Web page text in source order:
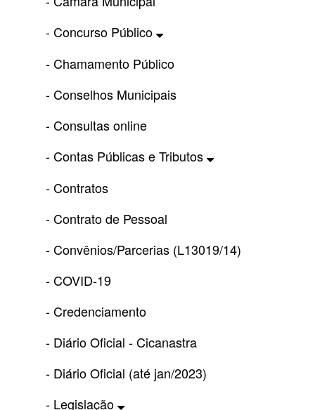
- Concurso Público
- Chamamento Público
- Conselhos Municipais
- Consultas online
- Contas Públicas e Tributos
- Contratos
- Contrato de Pessoal
- Convênios/Parcerias (L13019/14)
- COVID-19
- Credenciamento
- Diário Oficial - Cicanastra
- Diário Oficial (até jan/2023)
- Legislação